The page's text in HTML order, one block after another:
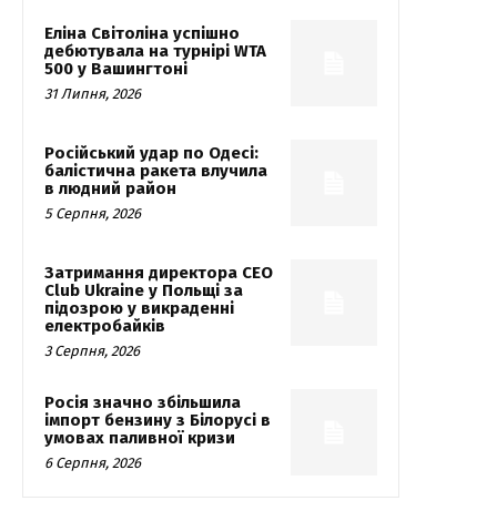
Еліна Світоліна успішно
дебютувала на турнірі WTA
500 у Вашингтоні
31 Липня, 2026
Російський удар по Одесі:
балістична ракета влучила
в людний район
5 Серпня, 2026
Затримання директора CEO
Club Ukraine у Польщі за
підозрою у викраденні
електробайків
3 Серпня, 2026
Росія значно збільшила
імпорт бензину з Білорусі в
умовах паливної кризи
6 Серпня, 2026